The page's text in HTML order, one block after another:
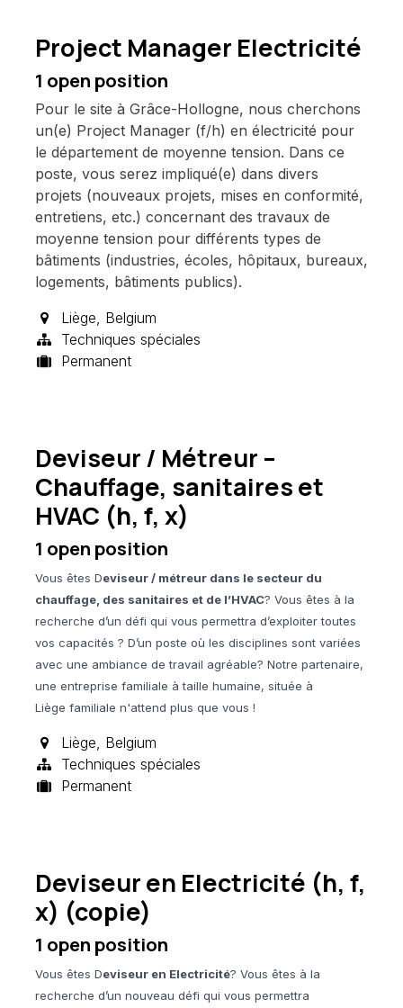
Project Manager Electricité
1 open position
Pour le site à Grâce-Hollogne, nous cherchons
un(e) Project Manager (f/h) en électricité pour
le département de moyenne tension. Dans ce
poste, vous serez impliqué(e) dans divers
projets (nouveaux projets, mises en conformité,
entretiens, etc.) concernant des travaux de
moyenne tension pour différents types de
bâtiments (industries, écoles, hôpitaux, bureaux,
logements, bâtiments publics).
Liège, Belgium
Techniques spéciales
Permanent
Deviseur / Métreur –
Chauffage, sanitaires et
HVAC (h, f, x)
1 open position
Vous êtes Deviseur / métreur dans le secteur du
chauffage, des sanitaires et de l’HVAC? Vous êtes à la
recherche d’un défi qui vous permettra d’exploiter toutes
vos capacités ? D’un poste où les disciplines sont variées
avec une ambiance de travail agréable? Notre partenaire,
une entreprise familiale à taille humaine, située à
Liège familiale n'attend plus que vous !
Liège, Belgium
Techniques spéciales
Permanent
Deviseur en Electricité (h, f,
x) (copie)
1 open position
Vous êtes Deviseur en Electricité? Vous êtes à la
recherche d’un nouveau défi qui vous permettra